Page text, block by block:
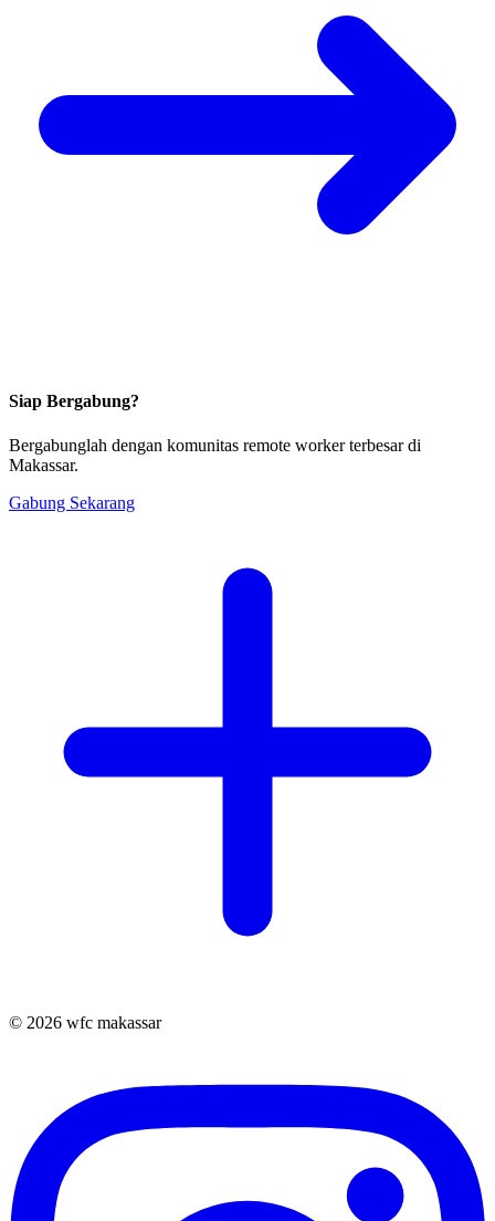
Siap Bergabung?
Bergabunglah dengan komunitas remote worker terbesar di
Makassar.
Gabung Sekarang
© 2026 wfc makassar